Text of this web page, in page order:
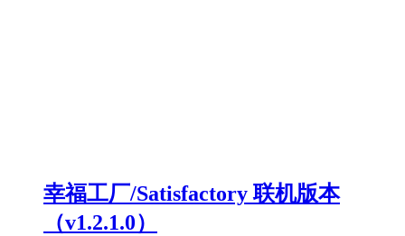
幸福工厂/Satisfactory 联机版本
（v1.2.1.0）